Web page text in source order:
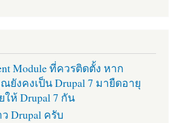
Module ที่ควรติดตั้ง หาก
ยังคงเป็น Drupal 7 มายืดอายุ
ห้ Drupal 7 กัน
Drupal ครับ